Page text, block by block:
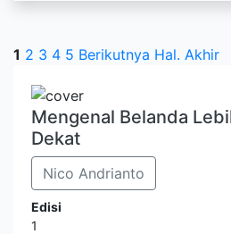
1 2 3 4 5 Berikutnya Hal. Akhir
Mengenal Belanda
Dekat
Nico Andrianto
Edisi
1